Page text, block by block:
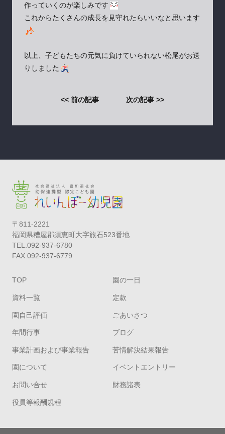
作っていくのが楽しみです
これからたくさんの成長を見守れたらいいなと思います
以上、子どもたちの元気に負けていられない松尾がお送
りしました
<< 前の記事 次の記事 >>
〒811-2221
福岡県糟屋郡須恵町大字旅石523番地
TEL.092-937-6780
FAX.092-937-6779
TOP 園の一日
資料一覧 定款
園自己評価 ごあいさつ
年間行事 ブログ
事業計画および事業報告 苦情解決結果報告
園について イベントエントリー
お問い合せ 財務諸表
役員等報酬規程